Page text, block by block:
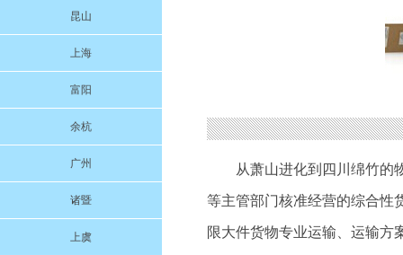
昆山
上海
富阳
余杭
广州
诸暨
上虞
从萧山进化到四川绵竹的
等主管部门核准经营的综合性
限大件货物专业运输、运输方